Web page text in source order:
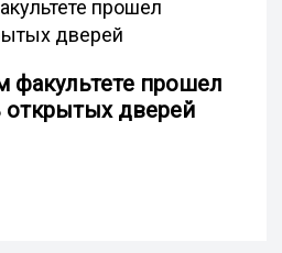
факультете прошел
дверей